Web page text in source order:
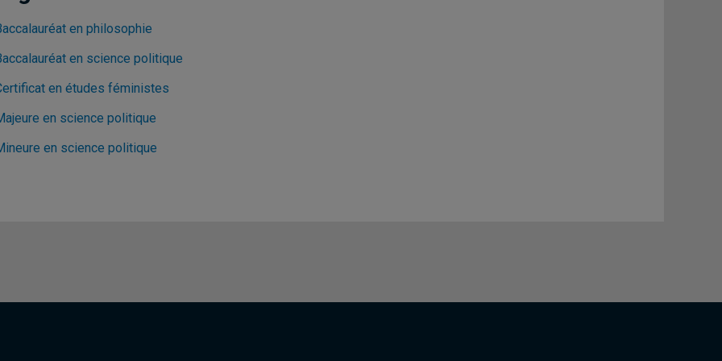
en philosophie
en science politique
en études féministes
en science politique
en science politique